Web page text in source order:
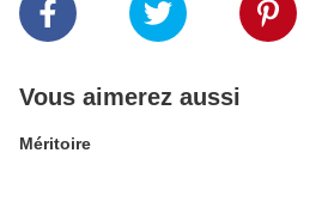
Vous aimerez aussi
Méritoire